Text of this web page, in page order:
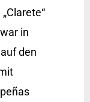
in
den